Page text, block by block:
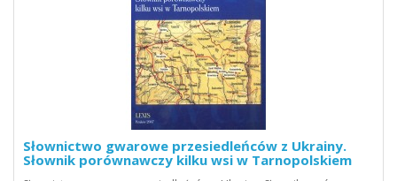
Słownictwo gwarowe przesiedleńców z Ukrainy.
Słownik porównawczy kilku wsi w Tarnopolskiem